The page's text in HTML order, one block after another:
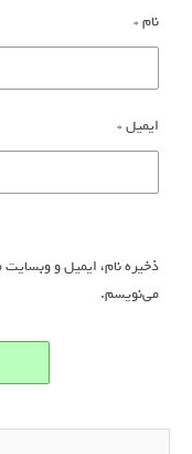
نام*
ایمیل*
ذخیره نام، ایمیل و
می‌نویسم.